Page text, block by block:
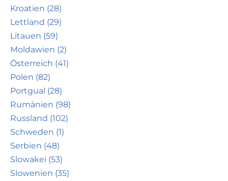
Kroatien (28)
Lettland (29)
Litauen (59)
Moldawien (2)
Österreich (41)
Polen (82)
Portgual (28)
Rumänien (98)
Russland (102)
Schweden (1)
Serbien (48)
Slowakei (53)
Slowenien (35)